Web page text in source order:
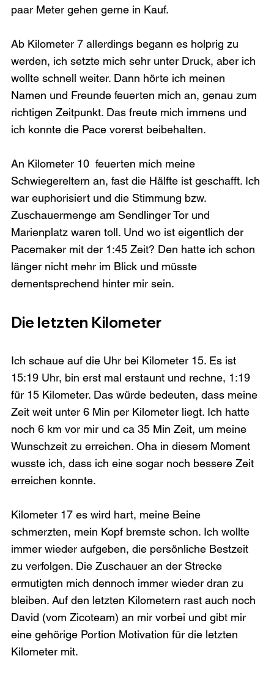
paar Meter gehen gerne in Kauf.
Ab Kilometer 7 allerdings begann es holprig zu
werden, ich setzte mich sehr unter Druck, aber ich
wollte schnell weiter. Dann hörte ich meinen
Namen und Freunde feuerten mich an, genau zum
richtigen Zeitpunkt. Das freute mich immens und
ich konnte die Pace vorerst beibehalten.
An Kilometer 10  feuerten mich meine
Schwiegereltern an, fast die Hälfte ist geschafft. Ich
war euphorisiert und die Stimmung bzw.
Zuschauermenge am Sendlinger Tor und
Marienplatz waren toll. Und wo ist eigentlich der
Pacemaker mit der 1:45 Zeit? Den hatte ich schon
länger nicht mehr im Blick und müsste
Die letzten Kilometer
Ich schaue auf die Uhr bei Kilometer 15. Es ist
15:19 Uhr, bin erst mal erstaunt und rechne, 1:19
für 15 Kilometer. Das würde bedeuten, dass meine
Zeit weit unter 6 Min per Kilometer liegt. Ich hatte
noch 6 km vor mir und ca 35 Min Zeit, um meine
Wunschzeit zu erreichen. Oha in diesem Moment
wusste ich, dass ich eine sogar noch bessere Zeit
erreichen konnte.
Kilometer 17 es wird hart, meine Beine
schmerzten, mein Kopf bremste schon. Ich wollte
immer wieder aufgeben, die persönliche Bestzeit
zu verfolgen. Die Zuschauer an der Strecke
ermutigten mich dennoch immer wieder dran zu
bleiben. Auf den letzten Kilometern rast auch noch
David (vom Zicoteam) an mir vorbei und gibt mir
eine gehörige Portion Motivation für die letzten
Kilometer mit.